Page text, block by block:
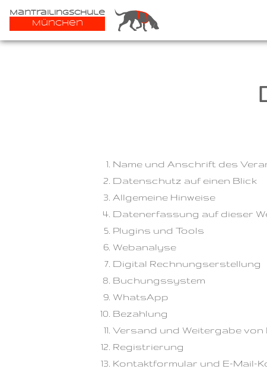
Mantrailingschule
München
Name und Anschrift des
Datenschutz auf einen Blick
Allgemeine Hinweise
Datenerfassung auf dieser
Plugins und Tools
Webanalyse
Digital Rechnungserstellung
Buchungssystem
WhatsApp
Bezahlung
Versand und Weitergabe
Registrierung
Kontaktformular und E-Mail-